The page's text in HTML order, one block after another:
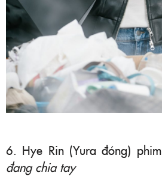
6. Hye Rin (Yura đóng) phim
đang chia tay